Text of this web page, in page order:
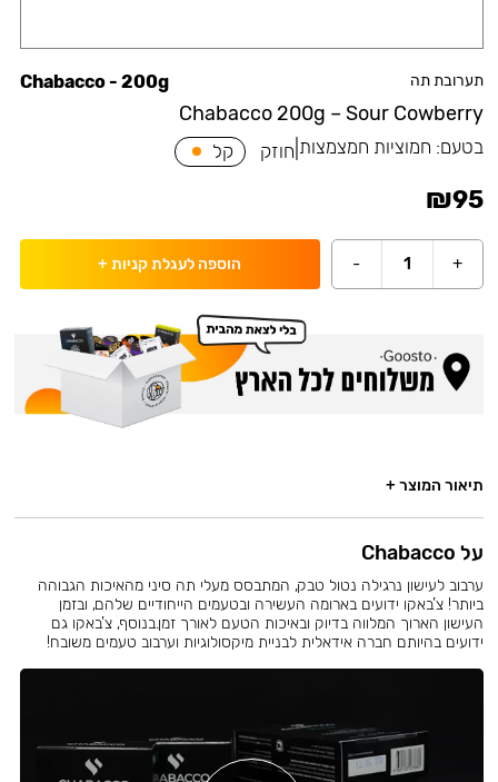
תערובת תה
Chabacco 200g – Sour Cowberry
Chabacco - 200g
בטעם: חמוציות חמצמצות חוזק קל
₪95
+
1
- הוספה לעגלת קניות +
תיאור המוצר +
על Chabacco
ערבוב לעישון נרגילה נטול טבק, המתבסס מעלי תה סיני מהאיכות הגבוהה
ביותר! צ’באקו ידועים בארומה העשירה ובטעמים הייחודיים שלהם, ובזמן
העישון הארוך המלווה בדיוק ובאיכות הטעם לאורך זמן.בנוסף, צ’באקו גם
ידועים בהיותם חברה אידאלית לבניית מיקסולוגיות וערבוב טעמים משובח!